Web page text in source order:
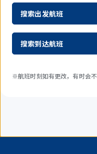
搜索出发航班
搜索到达航班
※航班时刻如有更改，有时会